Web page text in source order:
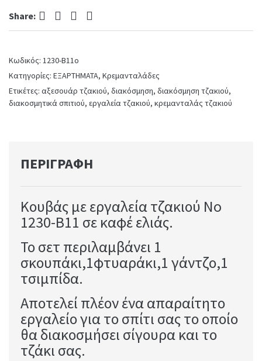
σε
Share: Facebook Twitter Pinterest LinkedIn
Κωδικός: 1230-B11o
Κατηγορίες: ΕΞΑΡΤΗΜΑΤΑ, Κρεμανταλάδες
Ετικέτες: αξεσουάρ τζακιού, διακόσμηση, διακόσμηση τζακιού,
διακοσμητικά σπιτιού, εργαλεία τζακιού, κρεμανταλάς τζακιού
ΠΕΡΙΓΡΑΦΉ
Κουβάς με εργαλεία τζακιού No
1230-B11 σε καφέ ελιάς.
Το σετ περιλαμβάνει 1
σκουπάκι,1φτυαράκι,1 γάντζο,1
τσιμπίδα.
Αποτελεί πλέον ένα απαραίτητο
εργαλείο για το σπίτι σας το οποίο
θα διακοσμήσει σίγουρα και το
τζάκι σας.